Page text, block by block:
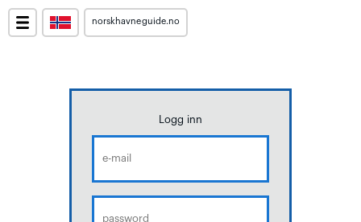
norskhavneguide.no
Logg inn